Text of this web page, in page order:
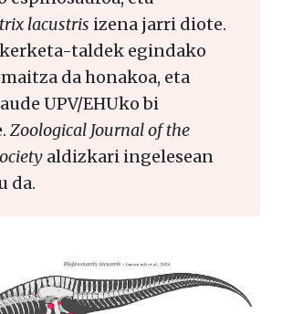
lacustris izena jarri diote.
taldek egindako
da honakoa, eta
UPV/EHUko bi
Zoological Journal of the
aldizkari ingelesean
da.